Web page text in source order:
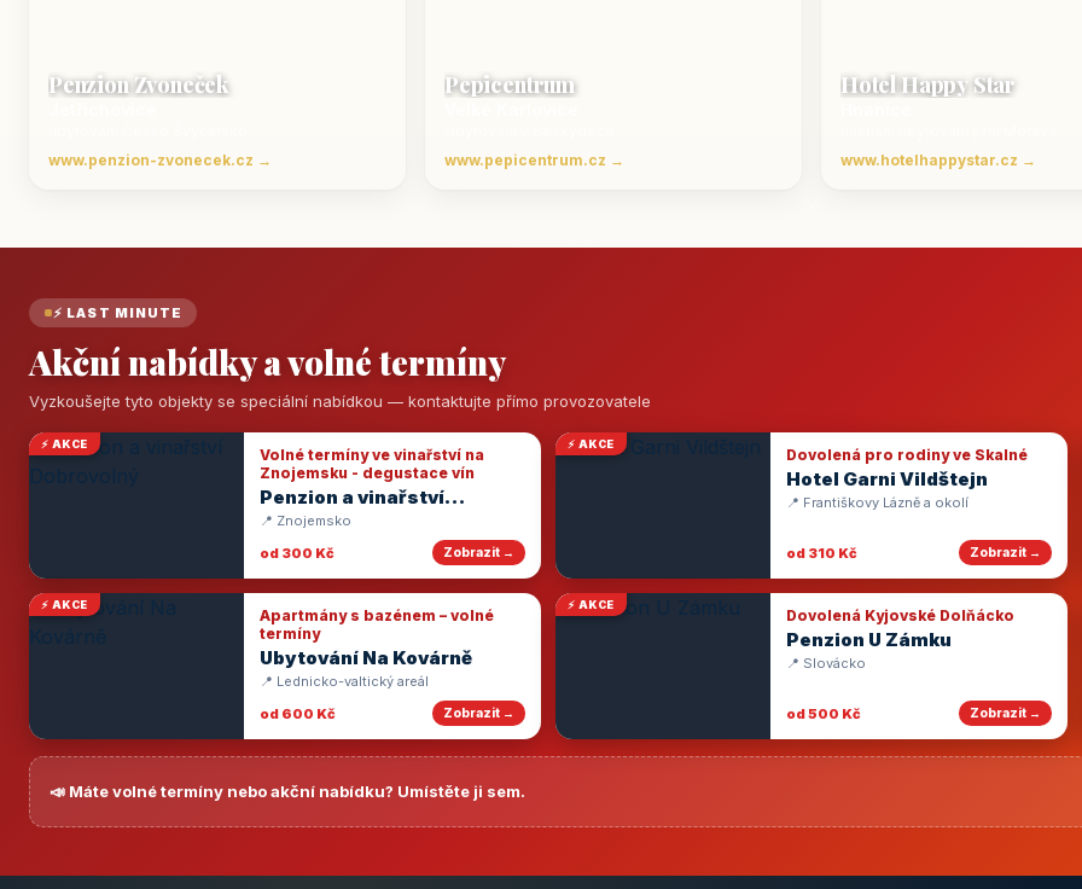
Penzion Zvoneček
www.penzion-zvonecek.cz →
Pepicentrum
www.pepicentrum.cz →
Hotel Happy Star
www.hotelhappystar.cz →
⚡ LAST MINUTE
Akční nabídky a volné termíny
Vyzkoušejte tyto objekty se speciální nabídkou — kontaktujte přímo provozovatele
⚡ AKCE
Volné termíny ve vinařství na
Znojemsku - degustace vín
Penzion a vinařství
Dobrovolný
📍 Znojemsko
od 300 Kč
Zobrazit →
⚡ AKCE
Dovolená pro rodiny ve Skalné
Hotel Garni Vildštejn
📍 Františkovy Lázně a okolí
od 310 Kč Zobrazit →
⚡ AKCE
Apartmány s bazénem – volné
termíny
Ubytování Na Kovárně
📍 Lednicko-valtický areál
od 600 Kč
Zobrazit →
⚡ AKCE
Dovolená Kyjovské Dolňácko
Penzion U Zámku
📍 Slovácko
od 500 Kč Zobrazit →
📣 Máte volné termíny nebo akční nabídku? Umístěte ji sem.